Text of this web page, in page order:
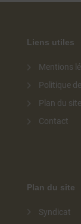
Liens utiles
Mentions
Politique
Plan du site
Contact
Plan du site
Syndicat